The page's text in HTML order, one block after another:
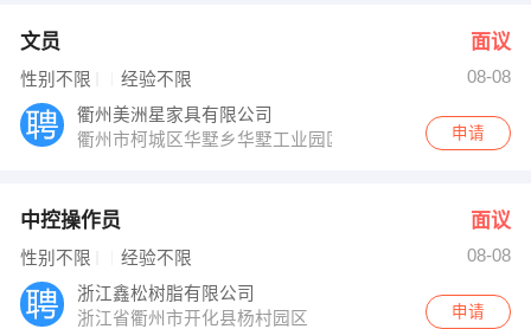
文员 面议
性别不限 经验不限
08-08
衢州美洲星家具有限公司
衢州市柯城区华墅乡华墅工业园区
申请
中控操作员 面议
性别不限 经验不限
08-08
浙江鑫松树脂有限公司
浙江省衢州市开化县杨村园区
申请